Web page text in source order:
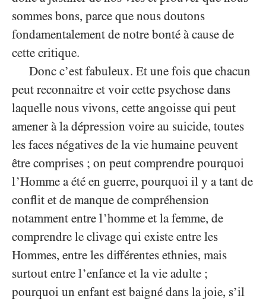
sommes bons, parce que nous doutons
fondamentalement de notre bonté à cause de
cette critique.
Donc c’est fabuleux. Et une fois que chacun
peut reconnaitre et voir cette psychose dans
laquelle nous vivons, cette angoisse qui peut
amener à la dépression voire au suicide, toutes
les faces négatives de la vie humaine peuvent
être comprises ; on peut comprendre pourquoi
l’Homme a été en guerre, pourquoi il y a tant de
conflit et de manque de compréhension
notamment entre l’homme et la femme, de
comprendre le clivage qui existe entre les
Hommes, entre les différentes ethnies, mais
surtout entre l’enfance et la vie adulte ;
pourquoi un enfant est baigné dans la joie, s’il